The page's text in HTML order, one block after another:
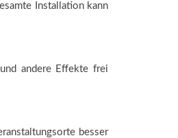
Installation kann
andere Effekte frei
besser